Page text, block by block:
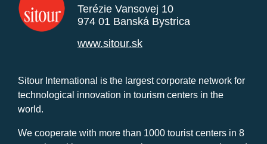
Terézie Vansovej 10
974 01 Banská Bystrica
www.sitour.sk
Sitour International is the largest corporate network for
technological innovation in tourism centers in the
world.
We cooperate with more than 1000 tourist centers in 8